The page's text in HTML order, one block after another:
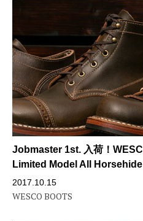
Jobmaster 1st. 入荷！
Limited Model All Horsehide
2017.10.15
WESCO BOOTS